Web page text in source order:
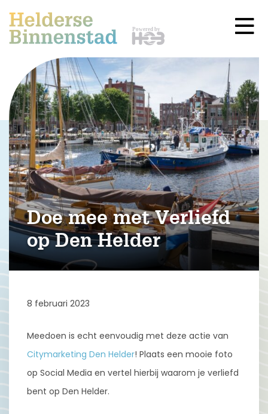
Doe mee met Verliefd
op Den Helder
8 februari 2023
Meedoen is echt eenvoudig met deze actie van
Citymarketing Den Helder! Plaats een mooie foto
op Social Media en vertel hierbij waarom je verliefd
bent op Den Helder.